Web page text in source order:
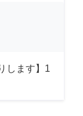
します】1